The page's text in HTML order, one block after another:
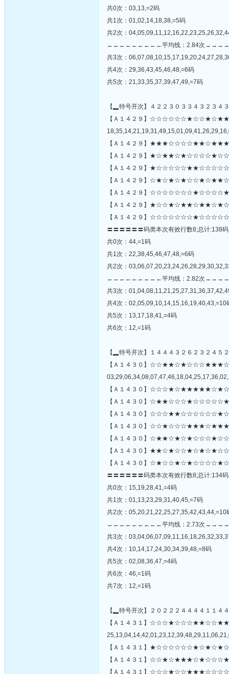
共0次：03,13,=2码
共1次：01,02,14,18,38,=5码
共2次：
←←←←←←←←←平均线：2.84次
共3次：
共4次：29,36,43,45,46,48,=6码
共5次：21,33,35,37,39,47,49,=7码
【▂特号开次】４２２３０３３４３２３４
【Ａ１４２９】
【Ａ１４２９】
【Ａ１４２９】
【Ａ１４２９】
【Ａ１４２９】
【Ａ１４２９】
【Ａ１４２９】
【Ａ１４２９】
〓〓〓〓〓〓码类本次有效行数8;总计:138
共0次：44,=1码
共1次：22,38,45,46,47,48,=6码
共2次：
←←←←←←←←←平均线：2.82次
共3次：
共4次：02,05,09,10,14,15,16,19,40,43,=10
共5次：13,17,18,41,=4码
共6次：12,=1码
【▂特号开次】１４４４３２６２３２４５
【Ａ１４３０】
【Ａ１４３０】
【Ａ１４３０】
【Ａ１４３０】
【Ａ１４３０】
【Ａ１４３０】
【Ａ１４３０】
【Ａ１４３０】
〓〓〓〓〓〓码类本次有效行数8;总计:134
共0次：15,19,28,41,=4码
共1次：01,13,23,29,31,40,45,=7码
共2次：05,20,21,22,25,27,35,42,43,44,=10
←←←←←←←←←平均线：2.73次
共3次：
共4次：10,14,17,24,30,34,39,48,=8码
共5次：02,08,36,47,=4码
共6次：46,=1码
共7次：12,=1码
【▂特号开次】２０２２２４４４４１１４
【Ａ１４３１】
【Ａ１４３１】
【Ａ１４３１】
【Ａ１４３１】